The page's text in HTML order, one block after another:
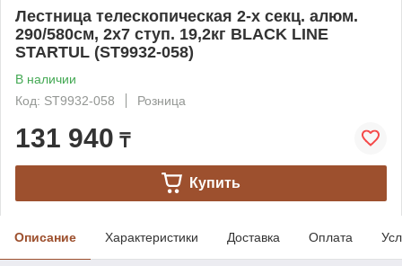
Лестница телескопическая 2-х секц. алюм.
290/580см, 2х7 ступ. 19,2кг BLACK LINE
STARTUL (ST9932-058)
В наличии
Код: ST9932-058
Розница
131 940 ₸
Купить
Описание Характеристики Доставка Оплата